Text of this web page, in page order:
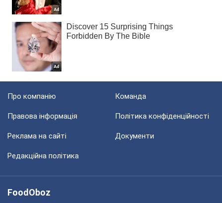
Про компанію Команда
Правова інформація Політика конфіденційності
Реклама на сайті Документи
Редакційна політика
FoodOboz